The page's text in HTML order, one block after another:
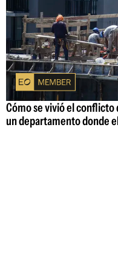
Cómo se vivió el
un departamento donde